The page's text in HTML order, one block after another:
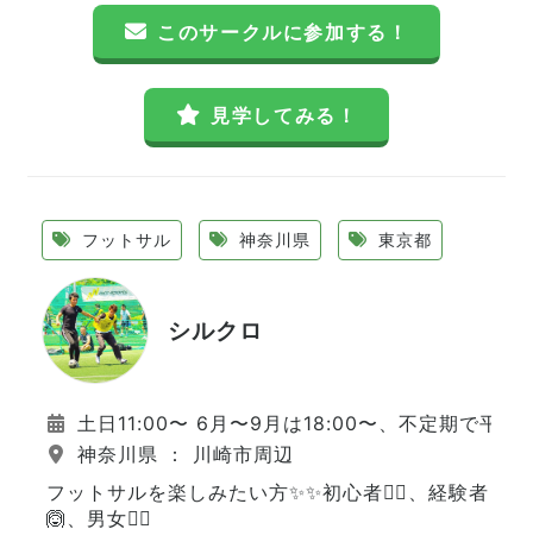
このサークルに参加する！
見学してみる！
フットサル 神奈川県 東京都
シルクロ
土日11:00〜 6月〜9月は18:00〜、不定期で平日
神奈川県 ： 川崎市周辺
フットサルを楽しみたい方✨✨初心者🙆‍♂️、経験者
🙆、男女🙆‍♀️